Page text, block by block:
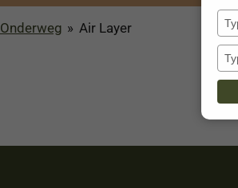
Onderweg » Air Layer